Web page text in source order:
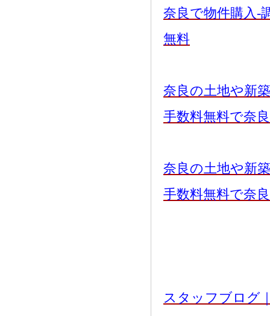
奈良で物件購入-
無料
奈良の土地や新
手数料無料で奈
奈良の土地や新
手数料無料で奈
スタッフブログ